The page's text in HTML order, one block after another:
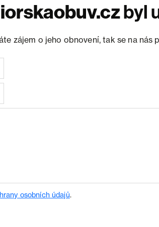
byl
zájem o jeho obnovení, tak se na nás
osobních údajů.